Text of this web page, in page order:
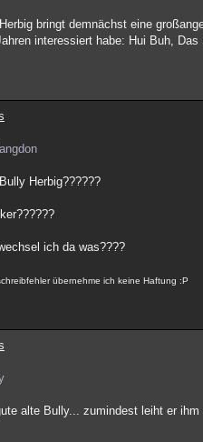
bringt demnächst eine
interessiert habe: Hui Buh, Das
Herbig??????
ich da was????
übernehme ich keine Haftung :P
alte Bully... zumindest leiht er